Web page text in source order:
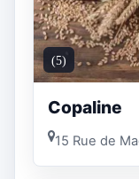
(5)
Copaline
15 Rue de